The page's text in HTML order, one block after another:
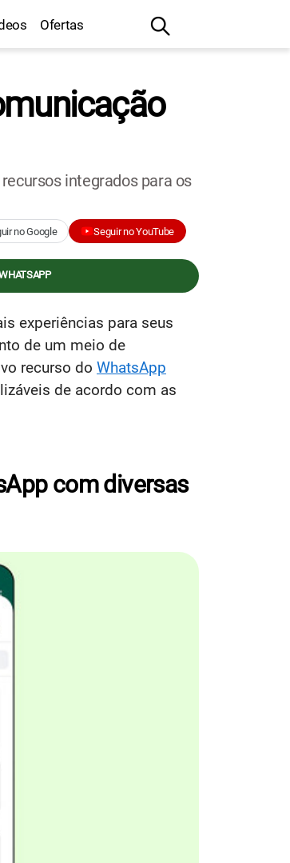
Ofertas
integrados para os
no Google Seguir no YouTube
experiências para seus
de um meio de
recurso do WhatsApp
de acordo com as
com diversas